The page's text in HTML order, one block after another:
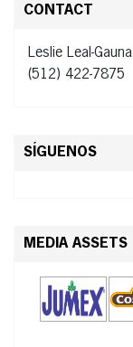
CONTACT
Leslie Leal-Gauna
(512) 422-7875
SÍGUENOS
MEDIA ASSETS